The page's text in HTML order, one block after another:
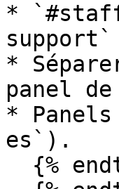
*
*
panel
*
es`).